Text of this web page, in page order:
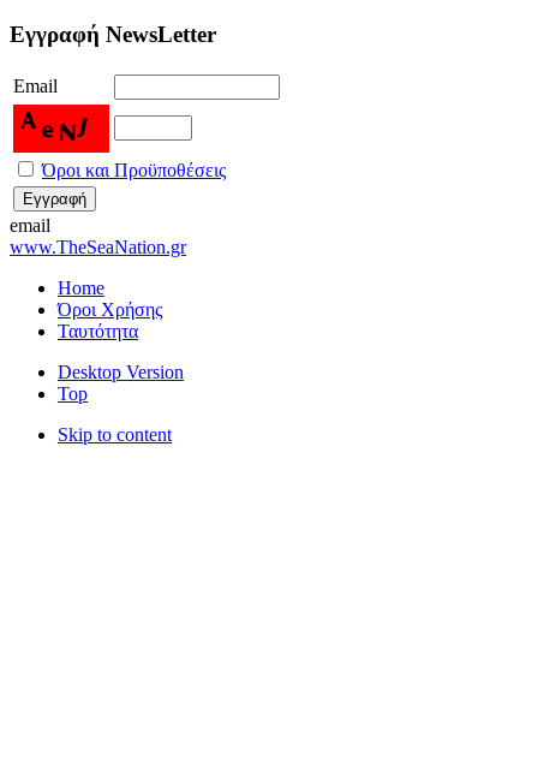
Εγγραφή NewsLetter
Email
Όροι και Προϋποθέσεις
email
www.TheSeaNation.gr
Home
Όροι Χρήσης
Ταυτότητα
Desktop Version
Top
Skip to content